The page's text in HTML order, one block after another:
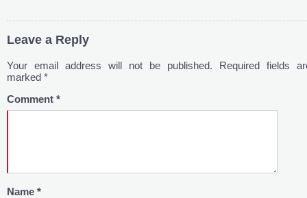
Leave a Reply
Your email address will not be published.
Required fields
marked *
Comment *
Name *